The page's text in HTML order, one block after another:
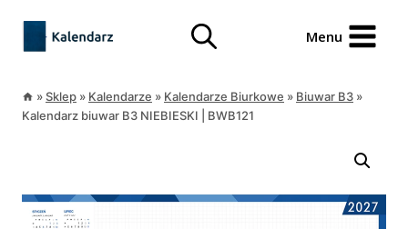
treści
treści
Menu
»Sklep » Kalendarze » Kalendarze Biurkowe » Biuwar B3 »
Kalendarz biuwar B3 NIEBIESKI | BWB121